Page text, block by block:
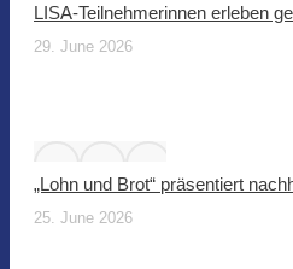
LISA-Teilnehmerinnen erleben
29. June 2026
„Lohn und Brot“ präsentiert
25. June 2026